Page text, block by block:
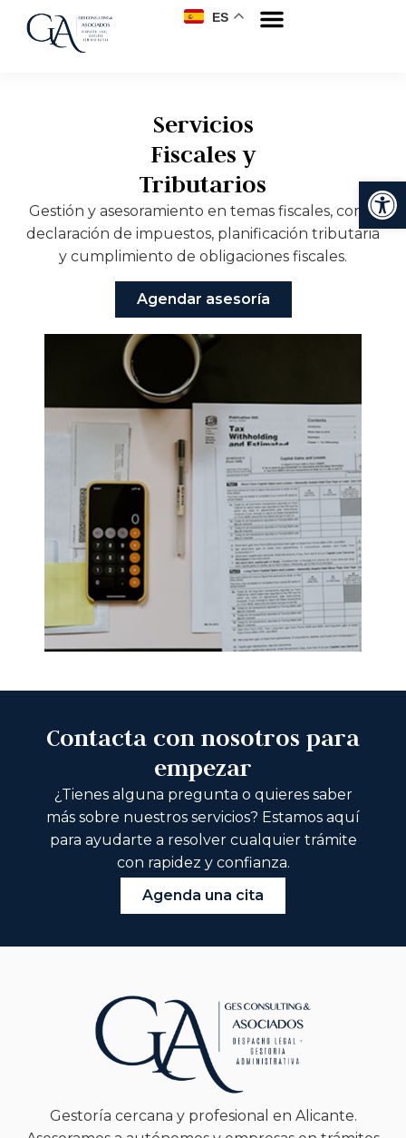
ES
Servicios
Fiscales y
Tributarios
Gestión y asesoramiento en temas fiscales, como
declaración de impuestos, planificación tributaria
y cumplimiento de obligaciones fiscales.
Agendar asesoría
Contacta con nosotros para
empezar
¿Tienes alguna pregunta o quieres saber
más sobre nuestros servicios? Estamos aquí
para ayudarte a resolver cualquier trámite
con rapidez y confianza.
Agenda una cita
Gestoría cercana y profesional en Alicante.